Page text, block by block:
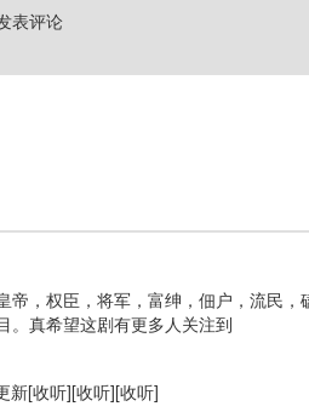
健@野昂藏 夏觅尘@尘尘觅夏 刘李桥@子乔
刘奕缨@糟糕夜要熬糊了 张文婕@豆抖豆
表评论
，权臣，将军，富绅，佃户，流民，
。真希望这剧有更多人关注到
新[收听][收听][收听]